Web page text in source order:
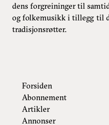
dens forgreininger til
og folkemusikk i tillegg til
tradisjonsrøtter.
Forsiden
Abonnement
Artikler
Annonser